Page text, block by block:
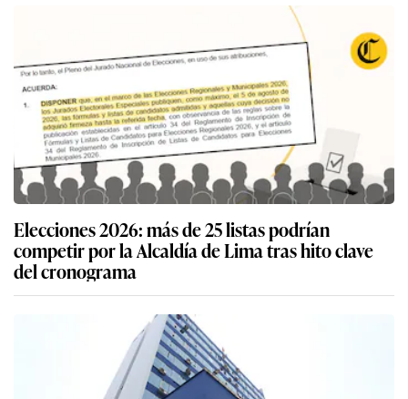
Elecciones 2026: más de 25 listas podrían
competir por la Alcaldía de Lima tras hito clave
del cronograma